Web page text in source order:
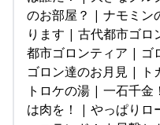
のお部屋？ | ナモミ
ります | 古代都市ゴ
都市ゴロンティア | ゴ
ゴロン達のお月見 |
トロケの湯 | 一石千
は肉を！ | やっぱり